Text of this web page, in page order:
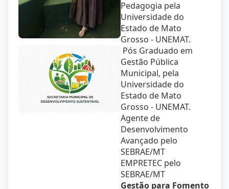
Pedagogia pela
Universidade do
Estado de Mato
Grosso - UNEMAT.
Pós Graduado em
Gestão Pública
Municipal, pela
Universidade do
Estado de Mato
Grosso - UNEMAT.
Agente de
Desenvolvimento
Avançado pelo
SEBRAE/MT
EMPRETEC pelo
SEBRAE/MT
Gestão para Fomento